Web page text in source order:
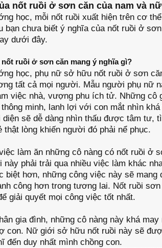
nốt ruồi ở sơn căn của nam và nữ
học, mỗi nốt ruồi xuất hiện trên cơ
bạn chưa biết ý nghĩa của nốt ruồi ở
dưới đây.
nốt ruồi ở sơn căn mang ý nghĩa gì?
học, phụ nữ sở hữu nốt ruồi ở sơn
tất cả mọi người. Mẫu người phụ nữ
việc nhà, vượng phu ích tử. Những cô
minh, lanh lợi với con mắt nhìn
sẽ dễ dàng nhìn thấu được tâm tư,
thật lòng khiến người đó phải nể phục.
làm ăn những cô nàng có nốt ruồi ở
này phải trải qua nhiều việc làm khác
biệt hơn, những công việc này sẽ mang
công hơn trong tương lai. Nốt ruồi
giải quyết mọi công việc tốt nhất.
gia đình, những cô nàng này khá
con. Nữ giới sở hữu nốt ruồi này sẽ
đến duy nhất mình chồng con.